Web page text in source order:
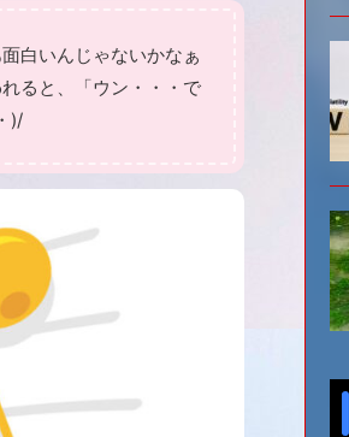
白いんじゃないかなぁ
ると、「ウン・・・で
)/